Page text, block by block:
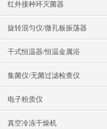
红外接种环灭菌器
旋转混匀仪/微孔板振荡器
干式恒温器/恒温金属浴
集菌仪/无菌过滤检查仪
电子粉质仪
真空冷冻干燥机